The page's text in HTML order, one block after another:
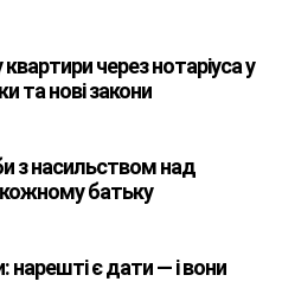
через нотаріуса у
та нові закони
з насильством над
батьку
є дати — і вони